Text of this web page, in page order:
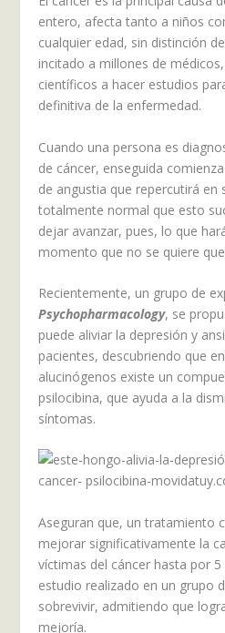
entero, afecta tanto a niños
cualquier edad, sin distinción
incitado a millones de
científicos a hacer estudios
definitiva de la enfermedad.
Cuando una persona es
de cáncer, enseguida
de angustia que repercutirá en
totalmente normal que esto
dejar avanzar, pues, lo que
momento que no se quiere
Recientemente, un grupo de
Psychopharmacology, se
puede aliviar la depresión y
pacientes, descubriendo que
alucinógenos existe un
psilocibina, que ayuda a la
síntomas.
Aseguran que, un tratamiento
mejorar significativamente la
víctimas del cáncer hasta por
estudio realizado en un grupo
sobrevivir, admitiendo que
mejoría.